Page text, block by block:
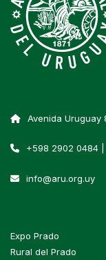
Avenida Uruguay
+598 2902 0484
info@aru.org.uy
Expo Prado
Rural del Prado